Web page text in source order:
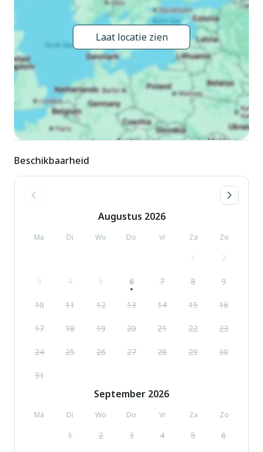
Laat locatie zien
Beschikbaarheid
Augustus 2026
Ma Di Wo Do Vr Za Zo
1 2
3 4 5 6 7 8 9
10 11 12 13 14 15 16
17 18 19 20 21 22 23
24 25 26 27 28 29 30
31
September 2026
Ma Di Wo Do Vr Za Zo
1 2 3 4 5 6